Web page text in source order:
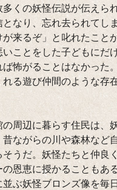
くの妖怪伝説が伝えら
なり、忘れ去られてし
来るぞ」と叱れたこと
ことをした子どもにだ
怖がることはなかった
る遊び仲間のような存
周辺に暮らす住民は、
ながらの川や森林など
そうだ。妖怪たちと仲良
の恩恵に授かることもあ
ぶ妖怪ブロンズ像を毎